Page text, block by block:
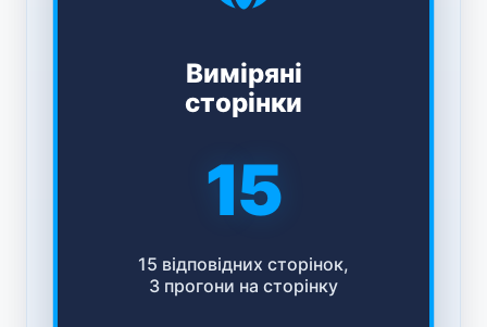
Виміряні
сторінки
15
15 відповідних сторінок,
3 прогони на сторінку